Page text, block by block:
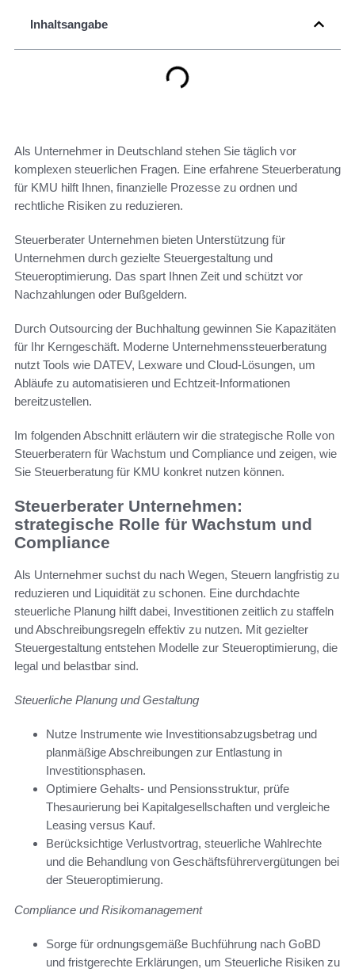
Inhaltsangabe
Als Unternehmer in Deutschland stehen Sie täglich vor
komplexen steuerlichen Fragen. Eine erfahrene Steuerberatung
für KMU hilft Ihnen, finanzielle Prozesse zu ordnen und
rechtliche Risiken zu reduzieren.
Steuerberater Unternehmen bieten Unterstützung für
Unternehmen durch gezielte Steuergestaltung und
Steueroptimierung. Das spart Ihnen Zeit und schützt vor
Nachzahlungen oder Bußgeldern.
Durch Outsourcing der Buchhaltung gewinnen Sie Kapazitäten
für Ihr Kerngeschäft. Moderne Unternehmenssteuerberatung
nutzt Tools wie DATEV, Lexware und Cloud-Lösungen, um
Abläufe zu automatisieren und Echtzeit-Informationen
bereitzustellen.
Im folgenden Abschnitt erläutern wir die strategische Rolle von
Steuerberatern für Wachstum und Compliance und zeigen, wie
Sie Steuerberatung für KMU konkret nutzen können.
Steuerberater Unternehmen:
strategische Rolle für Wachstum und
Compliance
Als Unternehmer suchst du nach Wegen, Steuern langfristig zu
reduzieren und Liquidität zu schonen. Eine durchdachte
steuerliche Planung hilft dabei, Investitionen zeitlich zu staffeln
und Abschreibungsregeln effektiv zu nutzen. Mit gezielter
Steuergestaltung entstehen Modelle zur Steueroptimierung, die
legal und belastbar sind.
Steuerliche Planung und Gestaltung
Nutze Instrumente wie Investitionsabzugsbetrag und
planmäßige Abschreibungen zur Entlastung in
Investitionsphasen.
Optimiere Gehalts- und Pensionsstruktur, prüfe
Thesaurierung bei Kapitalgesellschaften und vergleiche
Leasing versus Kauf.
Berücksichtige Verlustvortrag, steuerliche Wahlrechte
und die Behandlung von Geschäftsführervergütungen bei
der Steueroptimierung.
Compliance und Risikomanagement
Sorge für ordnungsgemäße Buchführung nach GoBD
und fristgerechte Erklärungen, um Steuerliche Risiken zu